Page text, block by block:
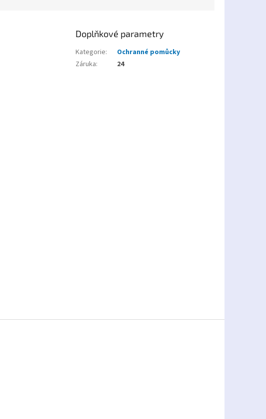
Doplňkové parametry
Kategorie:
Ochranné pomůcky
Záruka: 24